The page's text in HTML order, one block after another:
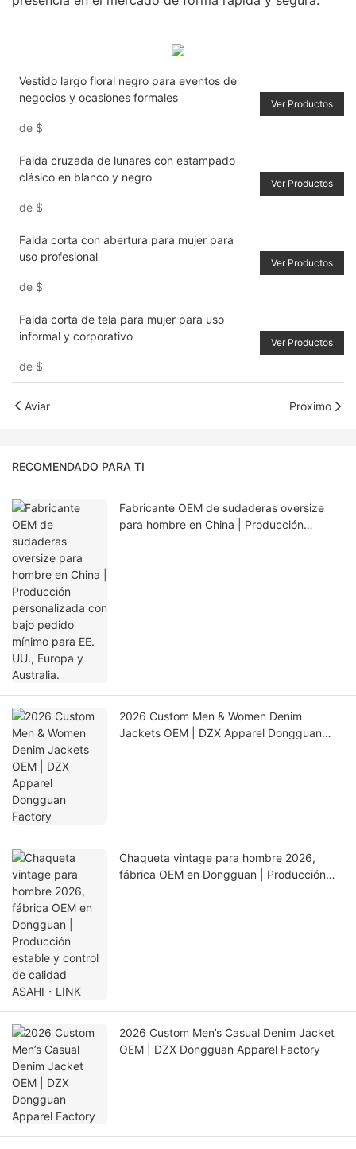
Vestido largo floral negro para eventos de
negocios y ocasiones formales
de $
Ver Productos
Falda cruzada de lunares con estampado
clásico en blanco y negro
de $
Ver Productos
Falda corta con abertura para mujer para
uso profesional
de $
Ver Productos
Falda corta de tela para mujer para uso
informal y corporativo
de $
Ver Productos
Aviar Próximo
RECOMENDADO PARA TI
Fabricante OEM de sudaderas oversize
para hombre en China | Producción
2026 Custom Men & Women Denim
Jackets OEM | DZX Apparel Dongguan
Chaqueta vintage para hombre 2026,
fábrica OEM en Dongguan | Producción
2026 Custom Men’s Casual Denim Jacket
OEM | DZX Dongguan Apparel Factory